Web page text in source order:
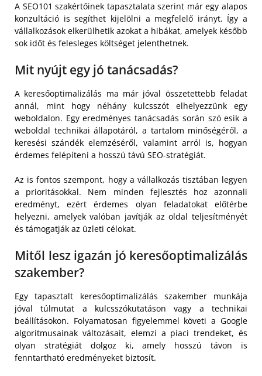
A SEO101 szakértőinek tapasztalata szerint már egy alapos
konzultáció is segíthet kijelölni a megfelelő irányt. Így a
vállalkozások elkerülhetik azokat a hibákat, amelyek később
sok időt és felesleges költséget jelenthetnek.
Mit nyújt egy jó tanácsadás?
A keresőoptimalizálás ma már jóval összetettebb feladat
annál, mint hogy néhány kulcsszót elhelyezzünk egy
weboldalon. Egy eredményes tanácsadás során szó esik a
weboldal technikai állapotáról, a tartalom minőségéről, a
keresési szándék elemzéséről, valamint arról is, hogyan
érdemes felépíteni a hosszú távú SEO-stratégiát.
Az is fontos szempont, hogy a vállalkozás tisztában legyen
a prioritásokkal. Nem minden fejlesztés hoz azonnali
eredményt, ezért érdemes olyan feladatokat előtérbe
helyezni, amelyek valóban javítják az oldal teljesítményét
és támogatják az üzleti célokat.
Mitől lesz igazán jó keresőoptimalizálás
szakember?
Egy tapasztalt keresőoptimalizálás szakember munkája
jóval túlmutat a kulcsszókutatáson vagy a technikai
beállításokon. Folyamatosan figyelemmel követi a Google
algoritmusainak változásait, elemzi a piaci trendeket, és
olyan stratégiát dolgoz ki, amely hosszú távon is
fenntartható eredményeket biztosít.